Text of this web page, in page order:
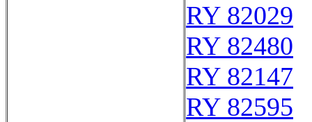
RY 82029
RY 82480
RY 82147
RY 82595